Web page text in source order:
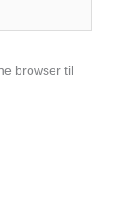
browser til